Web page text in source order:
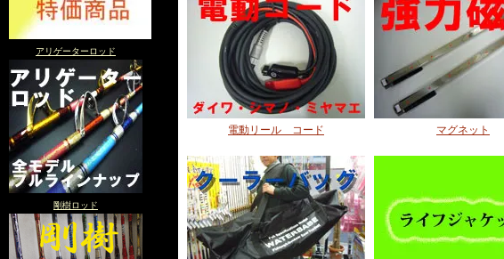
アリゲーターロッド
剛樹ロッド
電動リール コード マグネット